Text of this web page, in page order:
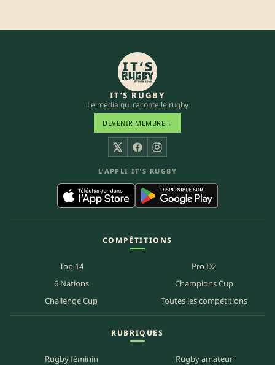
IT’S RUGBY
Le média qui raconte le rugby
DEVENIR MEMBRE→
X FacebookInstagram
L’APPLI IT’S RUGBY
COMPÉTITIONS
Top 14
Pro D2
6 Nations
Champions Cup
Challenge Cup
Toutes les compétitions
RUBRIQUES
Rugby féminin
Rugby amateur